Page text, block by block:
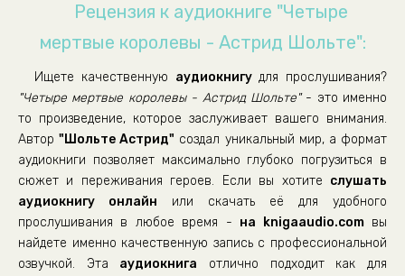
Глава 19
Глава 20
Глава 21
Глава 22
Глава 24
Глава 25
Глава 26
Рецензия к аудиокниге "Четыре
мертвые королевы - Астрид Шольте":
Ищете качественную аудиокнигудля прослушивания?
"Четыре мертвые королевы - Астрид Шольте"- это именно
то произведение, которое заслуживает вашего внимания.
Автор"Шольте Астрид" создал уникальный мир, а формат
аудиокниги позволяет максимально глубоко погрузиться в
сюжет и переживания героев. Если вы хотите слушать
аудиокнигу онлайн или скачать её для удобного
прослушивания в любое время - на knigaaudio.comвы
найдете именно качественную запись с профессиональной
озвучкой. Эта аудиокнига отлично подходит как для